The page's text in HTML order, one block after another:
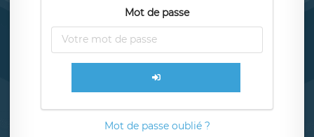
Mot de passe
Mot de passe oublié ?